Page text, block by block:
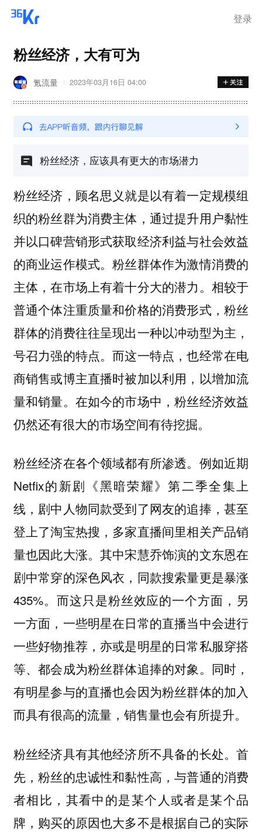
登录
粉丝经济，大有可为
氪流量 2023年03月16日 04:00
粉丝经济，应该具有更大的市场潜力
粉丝经济，顾名思义就是以有着一定规模组
织的粉丝群为消费主体，通过提升用户黏性
并以口碑营销形式获取经济利益与社会效益
的商业运作模式。粉丝群体作为激情消费的
主体，在市场上有着十分大的潜力。相较于
普通个体注重质量和价格的消费形式，粉丝
群体的消费往往呈现出一种以冲动型为主，
号召力强的特点。而这一特点，也经常在电
商销售或博主直播时被加以利用，以增加流
量和销量。在如今的市场中，粉丝经济效益
仍然还有很大的市场空间有待挖掘。
粉丝经济在各个领域都有所渗透。例如近期
Netfix的新剧《黑暗荣耀》第二季全集上
线，剧中人物同款受到了网友的追捧，甚至
登上了淘宝热搜，多家直播间里相关产品销
量也因此大涨。其中宋慧乔饰演的文东恩在
剧中常穿的深色风衣，同款搜索量更是暴涨
435%。而这只是粉丝效应的一个方面，另
一方面，一些明星在日常的直播当中会进行
一些好物推荐，亦或是明星的日常私服穿搭
等、都会成为粉丝群体追捧的对象。同时，
有明星参与的直播也会因为粉丝群体的加入
而具有很高的流量，销售量也会有所提升。
粉丝经济具有其他经济所不具备的长处。首
先，粉丝的忠诚性和黏性高，与普通的消费
者相比，其看中的是某个人或者是某个品
牌，购买的原因也大多不是根据自己的实际